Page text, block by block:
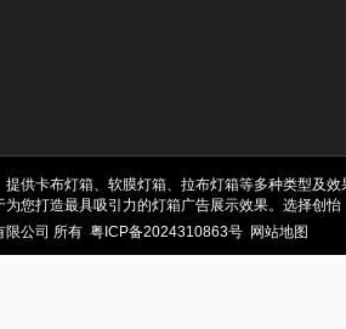
供卡布灯箱、软膜灯箱、拉布灯箱等多种类型及
您打造最具吸引力的灯箱广告展示效果。选择创怡
限公司 所有 粤ICP备2024310863号 网站地图